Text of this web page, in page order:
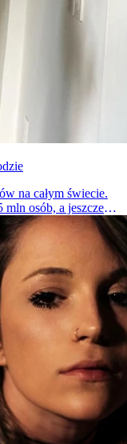
na całym świecie.
mln osób, a jeszcze
Skąd taki wzrost
by się przekonać.